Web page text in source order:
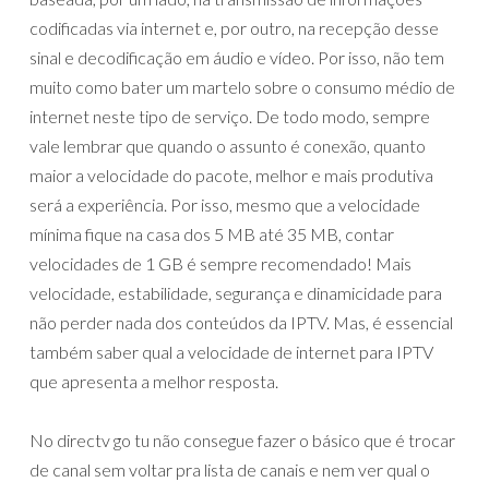
codificadas via internet e, por outro, na recepção desse
sinal e decodificação em áudio e vídeo. Por isso, não tem
muito como bater um martelo sobre o consumo médio de
internet neste tipo de serviço. De todo modo, sempre
vale lembrar que quando o assunto é conexão, quanto
maior a velocidade do pacote, melhor e mais produtiva
será a experiência. Por isso, mesmo que a velocidade
mínima fique na casa dos 5 MB até 35 MB, contar
velocidades de 1 GB é sempre recomendado! Mais
velocidade, estabilidade, segurança e dinamicidade para
não perder nada dos conteúdos da IPTV. Mas, é essencial
também saber qual a velocidade de internet para IPTV
que apresenta a melhor resposta.
No directv go tu não consegue fazer o básico que é trocar
de canal sem voltar pra lista de canais e nem ver qual o